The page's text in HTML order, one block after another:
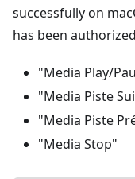
successfully on
has been
"Media Play/
"Media Piste
"Media Piste
"Media Stop"